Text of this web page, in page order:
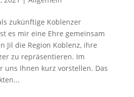
zukünftige Koblenzer
es mir eine Ehre gemeinsam
Jil die Region Koblenz, ihre
zu repräsentieren. Im
uns Ihnen kurz vorstellen. Das